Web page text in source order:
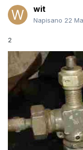
wit
Napisano 22
2